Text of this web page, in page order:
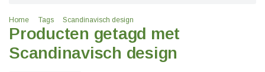
Home Tags Scandinavisch design
Producten getagd met
Scandinavisch design